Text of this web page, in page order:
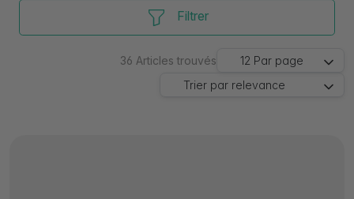
Filtrer
36 Articles trouvés 12 Par page
Trier par relevance